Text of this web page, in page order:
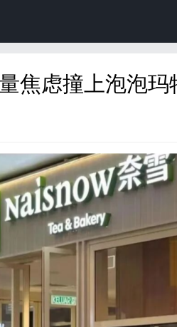
焦虑撞上泡泡玛